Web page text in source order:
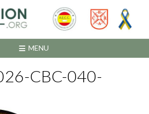
MENU
CBC-040-